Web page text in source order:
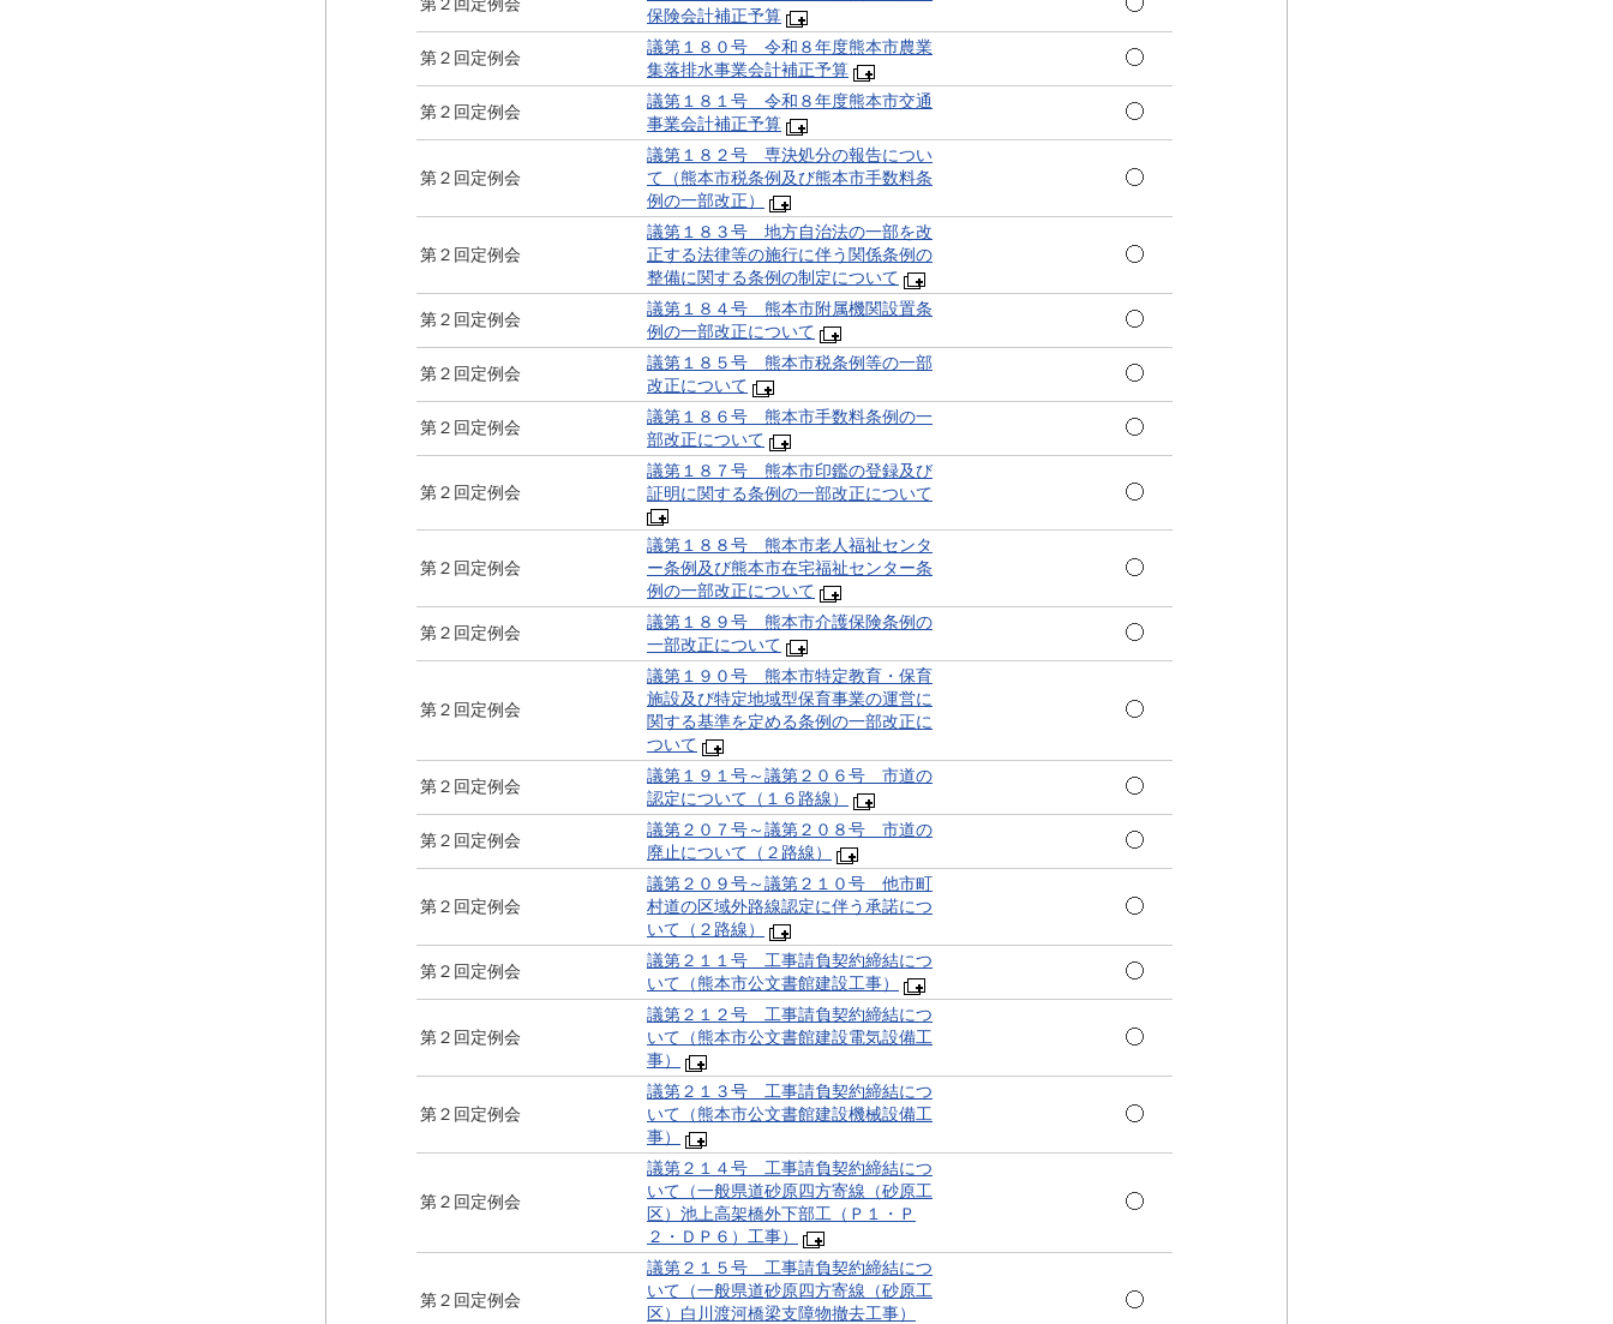
第２回定例会
保険会計補正予算
第２回定例会
議第１８０号 令和８年度熊本市農業
集落排水事業会計補正予算
第２回定例会
議第１８１号 令和８年度熊本市交通
事業会計補正予算
第２回定例会
議第１８２号 専決処分の報告につい
て（熊本市税条例及び熊本市手数料条
例の一部改正）
第２回定例会
議第１８３号 地方自治法の一部を改
正する法律等の施行に伴う関係条例の
整備に関する条例の制定について
第２回定例会
議第１８４号 熊本市附属機関設置条
例の一部改正について
第２回定例会
議第１８５号 熊本市税条例等の一部
改正について
第２回定例会
議第１８６号 熊本市手数料条例の一
部改正について
第２回定例会
議第１８７号 熊本市印鑑の登録及び
証明に関する条例の一部改正について
第２回定例会
議第１８８号 熊本市老人福祉センタ
ー条例及び熊本市在宅福祉センター条
例の一部改正について
第２回定例会
議第１８９号 熊本市介護保険条例の
一部改正について
第２回定例会
議第１９０号 熊本市特定教育・保育
施設及び特定地域型保育事業の運営に
関する基準を定める条例の一部改正に
ついて
第２回定例会
議第１９１号～議第２０６号 市道の
認定について（１６路線）
第２回定例会
議第２０７号～議第２０８号 市道の
廃止について（２路線）
第２回定例会
議第２０９号～議第２１０号 他市町
村道の区域外路線認定に伴う承諾につ
いて（２路線）
第２回定例会
議第２１１号 工事請負契約締結につ
いて（熊本市公文書館建設工事）
第２回定例会
議第２１２号 工事請負契約締結につ
いて（熊本市公文書館建設電気設備工
事）
第２回定例会
議第２１３号 工事請負契約締結につ
いて（熊本市公文書館建設機械設備工
事）
第２回定例会
議第２１４号 工事請負契約締結につ
いて（一般県道砂原四方寄線（砂原工
区）池上高架橋外下部工（Ｐ１・Ｐ
２・ＤＰ６）工事）
第２回定例会
議第２１５号 工事請負契約締結につ
いて（一般県道砂原四方寄線（砂原工
区）白川渡河橋梁支障物撤去工事）